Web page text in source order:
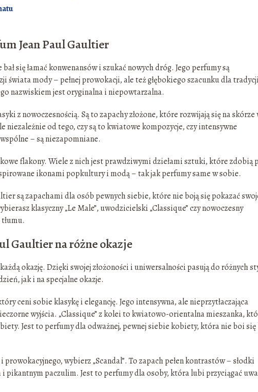
Jean Paul Gaultier
się łamać konwenansów i szukać nowych dróg. Jego perfumy są
mody – pełnej prowokacji, ale też głębokiego szacunku dla
nazwiskiem jest oryginalna i niepowtarzalna.
z nowoczesnością. Są to zapachy złożone, które rozwijają się na skórze
niezależnie od tego, czy są to kwiatowe kompozycje, czy intensywne
– są niezapomniane.
flakony. Wiele z nich jest prawdziwymi dziełami sztuki, które zdobią
ikonami popkultury i modą – tak jak perfumy same w sobie.
są zapachami dla osób pewnych siebie, które nie boją się pokazać
klasyczny „Le Male”, uwodzicielski „Classique” czy nowoczesny
Gaultier na różne okazje
okazję. Dzięki swojej złożoności i uniwersalności pasują do różnych
jak i na specjalne okazje.
ceni sobie klasykę i elegancję. Jego intensywna, ale nieprzytłaczająca
wyjścia. „Classique” z kolei to kwiatowo-orientalna mieszanka,
Jest to perfumy dla odważnej, pewnej siebie kobiety, która nie boi się
wybierz „Scandal”. To zapach pełen kontrastów – słodki
pikantnym paczulim. Jest to perfumy dla osoby, która lubi przyciągać